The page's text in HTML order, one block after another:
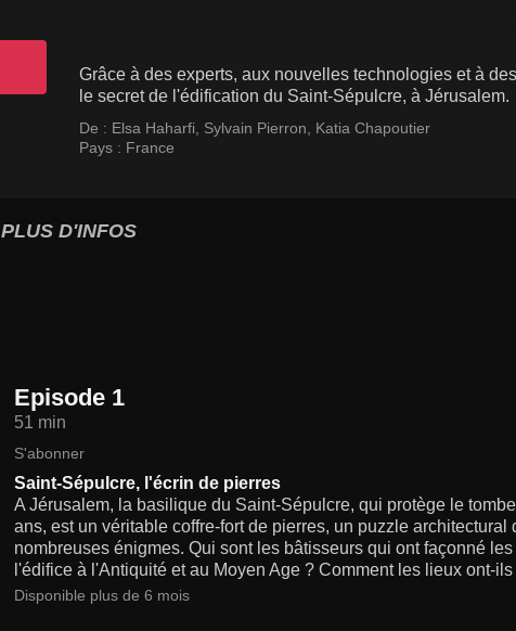
Grâce à des experts, aux nouvelles technologies et à
le secret de l'édification du Saint-Sépulcre, à Jérusalem.
De : Elsa Haharfi Sylvain Pierron
Katia Chapoutier
Pays : France
PLUS D'INFOS
Episode 1
51 min
S'abonner
Saint-Sépulcre, l'écrin de pierres
A Jérusalem, la basilique du Saint-Sépulcre, qui protège le
ans, est un véritable coffre-fort de pierres, un puzzle
nombreuses énigmes. Qui sont les bâtisseurs qui ont façonné
l'édifice à l'Antiquité et au Moyen Age ? Comment les lieux ont-
Disponible plus de 6 mois